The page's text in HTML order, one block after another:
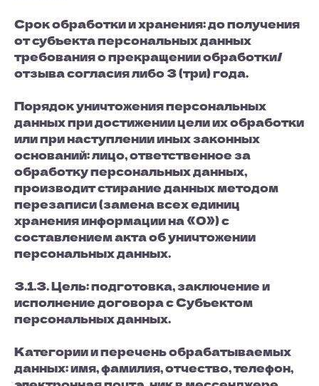
Срок обработки и хранения: до получения
от субъекта персональных данных
требования о прекращении обработки/
отзыва согласия либо 3 (три) года.
Порядок уничтожения персональных
данных при достижении цели их обработки
или при наступлении иных законных
оснований: лицо, ответственное за
обработку персональных данных,
производит стирание данных методом
перезаписи (замена всех единиц
хранения информации на «0») с
составлением акта об уничтожении
персональных данных.
3.1.3. Цель: подготовка, заключение и
исполнение договора с Субъектом
персональных данных.
Категории и перечень обрабатываемых
данных: имя, фамилия, отчество, телефон,